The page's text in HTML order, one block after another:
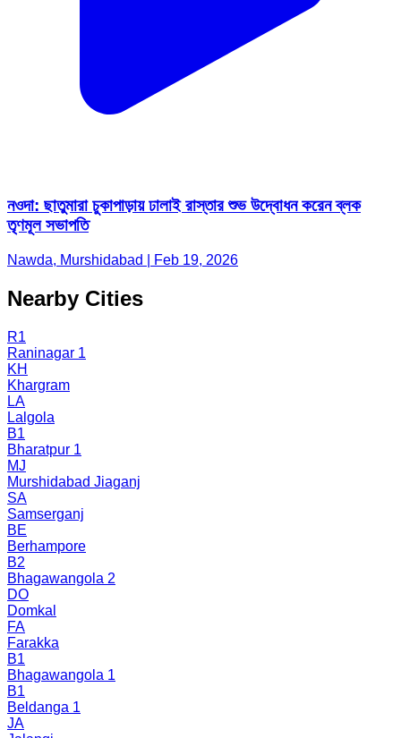
নওদা: ছাতুমারা চুকাপাড়ায় ঢালাই রাস্তার শুভ উদ্বোধন করেন ব্লক
তৃণমূল সভাপতি
Nawda, Murshidabad | Feb 19, 2026
Nearby Cities
R1
Raninagar 1
KH
Khargram
LA
Lalgola
B1
Bharatpur 1
MJ
Murshidabad Jiaganj
SA
Samserganj
BE
Berhampore
B2
Bhagawangola 2
DO
Domkal
FA
Farakka
B1
Bhagawangola 1
B1
Beldanga 1
JA